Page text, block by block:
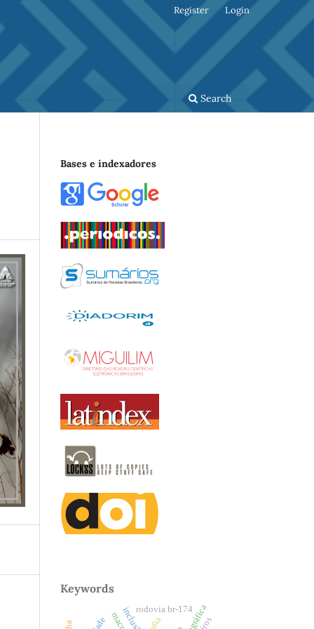
Search
Register Login
Bases e indexadores
Keywords
inclusãorodovia br-174